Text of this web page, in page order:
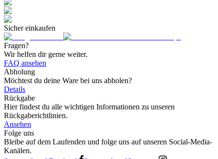
Sicher einkaufen
Fragen?
Wir helfen dir gerne weiter.
FAQ ansehen
Abholung
Möchtest du deine Ware bei uns abholen?
Details
Rückgabe
Hier findest du alle wichtigen Informationen zu unseren
Rückgaberichtlinien.
Ansehen
Folge uns
Bleibe auf dem Laufenden und folge uns auf unseren Social-Media-
Kanälen.